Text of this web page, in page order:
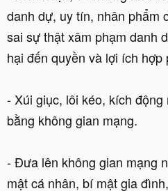
danh dự, uy tín, nhân phẩm
sai sự thật xâm phạm danh
hại đến quyền và lợi ích
- Xúi giục, lôi kéo, kích
bằng không gian mạng.
- Đưa lên không gian mạng
mật cá nhân, bí mật gia